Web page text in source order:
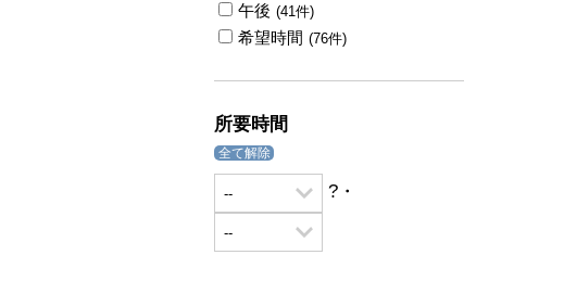
午後 (41件)
希望時間 (76件)
所要時間
全て解除
?・